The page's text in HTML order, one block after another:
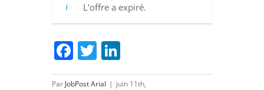
L'offre a expiré.
Facebook
Twitter
Par JobPost Arial | juin 11th,